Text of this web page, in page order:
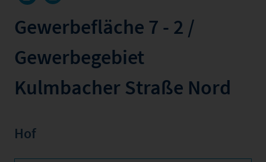
Gewerbefläche 7 - 2 /
Gewerbegebiet
Kulmbacher Straße Nord
Hof